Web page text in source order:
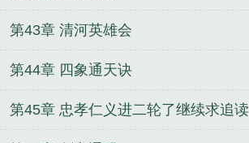
第43章 清河英雄会
第44章 四象通天诀
第45章 忠孝仁义进二轮了继续求追读